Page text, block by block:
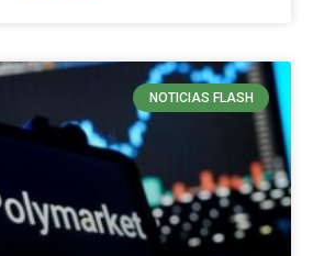
NOTICIAS FLASH